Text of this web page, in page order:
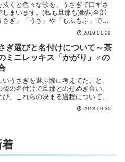
抜くと色々な歌を、うさぎで口ずさ
しまいます。(私も旦那も)歌詞全部
さぎ」「うさ」や「もふもふ」で歌
が初級。意味のある歌詞で歌・・・
2019.01.09
ぎ選びと名付けについて～茶
ミニレッキス「かがり」♂の
いうさぎを選ぶ際に考えてたこと、
後の名付けで旦那とのせめぎ合い、
び、これらの決まる過程について覚
きです。(店で旦那になでられ・・・
2018.09.30